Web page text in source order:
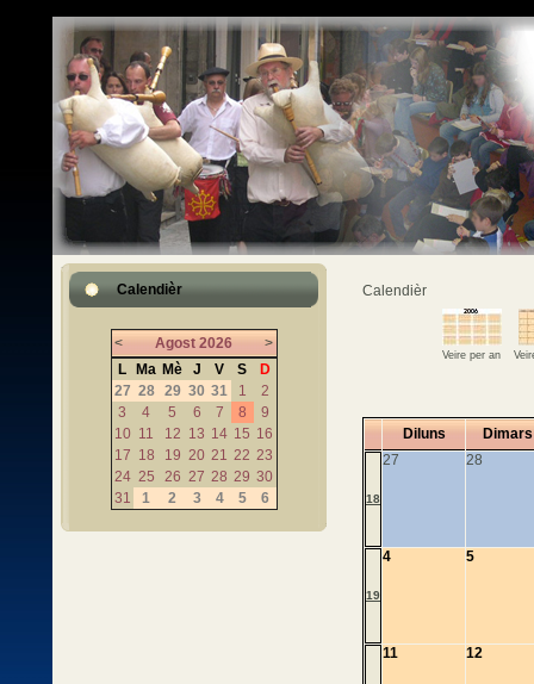
Calendièr
< Agost 2026
>
L
Ma Mè J V S
D
27 28 29 30 31 1
2
3
4 5 6 7 8
9
10 11 12 13 14 15 16
17 18 19 20 21 22 23
24 25 26 27 28 29 30
31
1 2 3 4 5 6
Calendièr
Veire per an
Diluns Dimars
18
27 28
19
4 5
11 12